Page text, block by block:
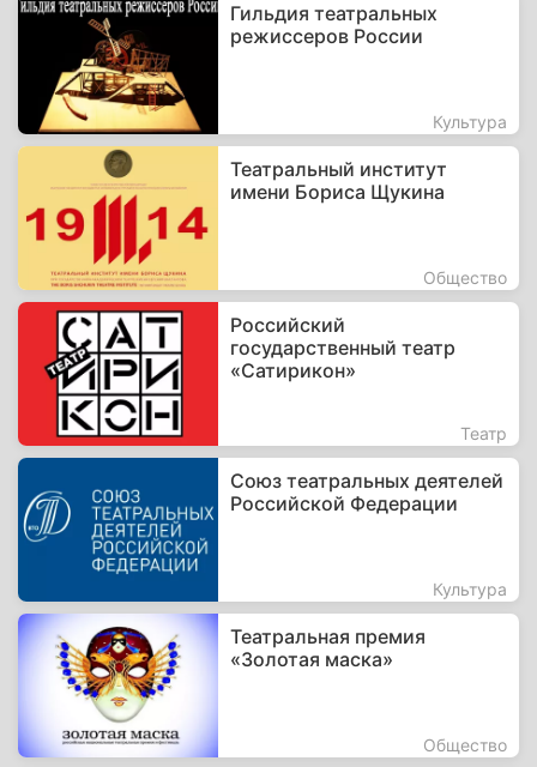
Гильдия театральных
режиссеров России
Культура
Театральный институт
имени Бориса Щукина
Общество
Российский
государственный театр
«Сатирикон»
Театр
Союз театральных деятелей
Российской Федерации
Культура
Театральная премия
«Золотая маска»
Общество